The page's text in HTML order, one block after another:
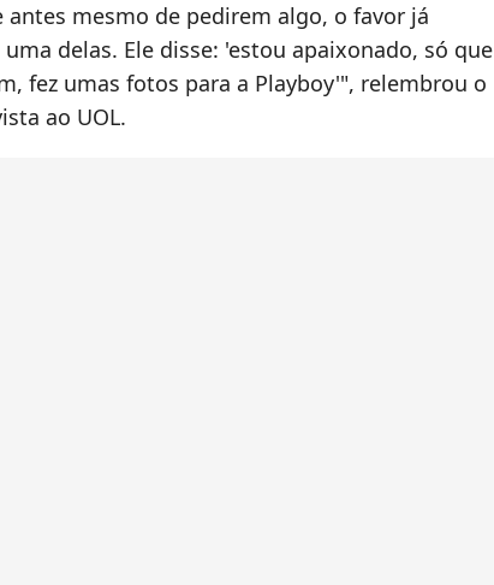
antes mesmo de pedirem algo, o favor já
delas. Ele disse: 'estou apaixonado, só que
fez umas fotos para a Playboy'", relembrou o
ao UOL.